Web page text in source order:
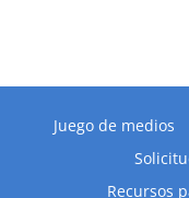
Juego de medios
Recursos